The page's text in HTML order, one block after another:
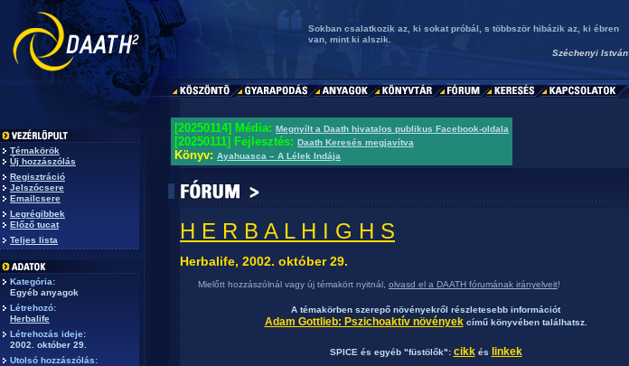
Sokban csalatkozik az, ki sokat próbál, s többször hibázik az, ki ébren
van, mint ki alszik.
Széchenyi István
Témakörök
Új hozzászólás
Regisztráció
Jelszócsere
Emailcsere
Legrégibbek
Előző tucat
Teljes lista
Kategória:
Egyéb anyagok
Létrehozó:
Herbalife
Létrehozás ideje:
2002. október 29.
Utolsó hozzászólás:
[20250114] Média: Megnyílt a Daath hivatalos publikus Facebook-oldala
[20250111] Fejlesztés: Daath Keresés megjavítva
Könyv: Ayahuasca – A Lélek Indája
H E R B A L H I G H S
Herbalife, 2002. október 29.
Mielőtt hozzászólnál vagy új témakört nyitnál, olvasd el a DAATH fórumának irányelveit!
A témakörben szerepő növényekről részletesebb információt
Adam Gottlieb: Pszichoaktív növényekcímű könyvében találhatsz.
SPICE és egyéb "füstölők": cikkés linkek